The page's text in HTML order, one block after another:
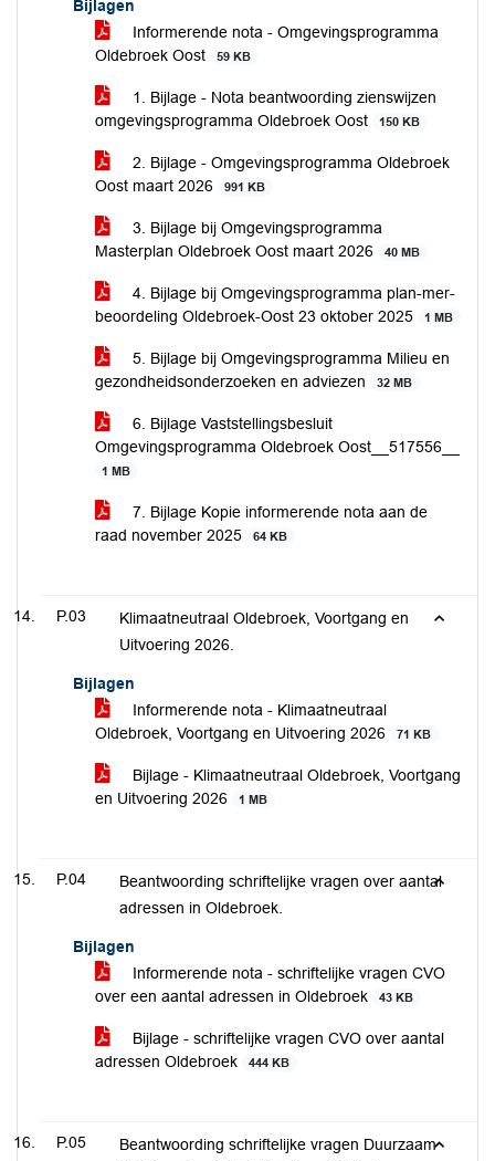
Bijlagen
Informerende nota - Omgevingsprogramma
Oldebroek Oost
59 KB
1. Bijlage - Nota beantwoording zienswijzen
omgevingsprogramma Oldebroek Oost
150 KB
2. Bijlage - Omgevingsprogramma Oldebroek
Oost maart 2026
991 KB
3. Bijlage bij Omgevingsprogramma
Masterplan Oldebroek Oost maart 2026
40 MB
4. Bijlage bij Omgevingsprogramma plan-mer-
beoordeling Oldebroek-Oost 23 oktober 2025
1 MB
5. Bijlage bij Omgevingsprogramma Milieu en
gezondheidsonderzoeken en adviezen
32 MB
6. Bijlage Vaststellingsbesluit
Omgevingsprogramma Oldebroek Oost__517556__
1 MB
7. Bijlage Kopie informerende nota aan de
raad november 2025
64 KB
P.03
Klimaatneutraal Oldebroek, Voortgang en
Uitvoering 2026.
Bijlagen
Informerende nota - Klimaatneutraal
Oldebroek, Voortgang en Uitvoering 2026
71 KB
Bijlage - Klimaatneutraal Oldebroek, Voortgang
en Uitvoering 2026
1 MB
P.04
Beantwoording schriftelijke vragen over aantal
adressen in Oldebroek.
Bijlagen
Informerende nota - schriftelijke vragen CVO
over een aantal adressen in Oldebroek
43 KB
Bijlage - schriftelijke vragen CVO over aantal
adressen Oldebroek
444 KB
P.05
Beantwoording schriftelijke vragen Duurzaam